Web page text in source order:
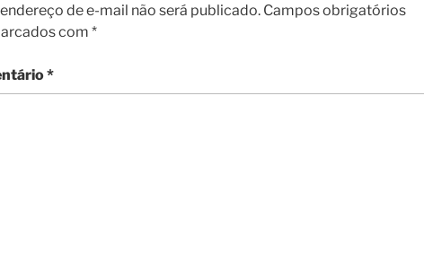
endereço de e-mail não será publicado. Campos obrigatórios
com *
*